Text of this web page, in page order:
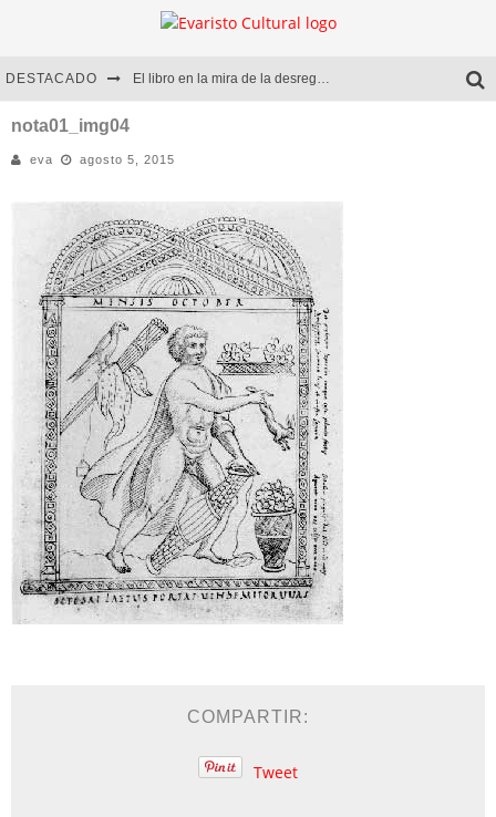
DESTACADO El libro en la mira de la desregulación
Diego Meret | Hotel Acapulco
Alejandra Correa | La nieve
nota01_img04
eva agosto 5, 2015
COMPARTIR:
Tweet